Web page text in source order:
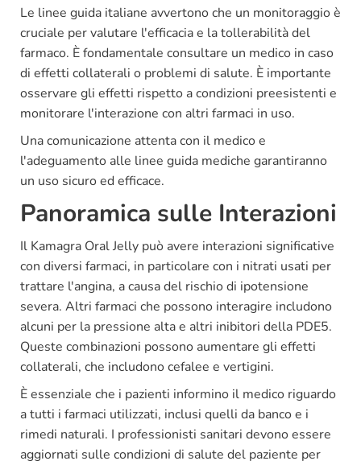
Le linee guida italiane avvertono che un monitoraggio è
cruciale per valutare l'efficacia e la tollerabilità del
farmaco. È fondamentale consultare un medico in caso
di effetti collaterali o problemi di salute. È importante
osservare gli effetti rispetto a condizioni preesistenti e
monitorare l'interazione con altri farmaci in uso.
Una comunicazione attenta con il medico e
l'adeguamento alle linee guida mediche garantiranno
un uso sicuro ed efficace.
Panoramica sulle Interazioni
Il Kamagra Oral Jelly può avere interazioni significative
con diversi farmaci, in particolare con i nitrati usati per
trattare l'angina, a causa del rischio di ipotensione
severa. Altri farmaci che possono interagire includono
alcuni per la pressione alta e altri inibitori della PDE5.
Queste combinazioni possono aumentare gli effetti
collaterali, che includono cefalee e vertigini.
È essenziale che i pazienti informino il medico riguardo
a tutti i farmaci utilizzati, inclusi quelli da banco e i
rimedi naturali. I professionisti sanitari devono essere
aggiornati sulle condizioni di salute del paziente per